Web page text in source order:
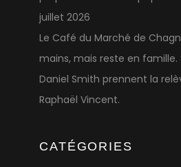
juillet 2026
Le Café du Marché de
mains, mais reste en
Daniel Smith prennent la
Raphaël Vincent.
CATÉGORIES